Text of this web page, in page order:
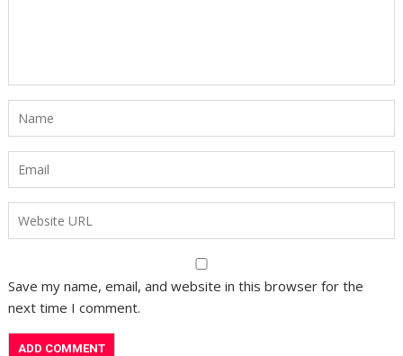
Save my name, email, and website in this browser for the
next time I comment.